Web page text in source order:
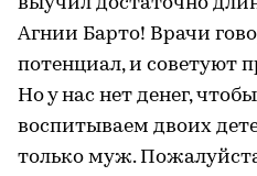
Агнии Барто! Врачи
потенциал, и советуют
Но у нас нет денег,
воспитываем двоих
только муж.